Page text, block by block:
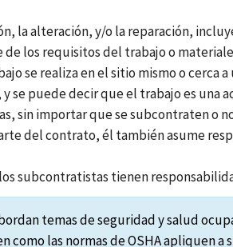
la alteración, y/o la reparación,
los requisitos del trabajo o
se realiza en el sitio mismo o cerca
puede decir que el trabajo es una
sin importar que se subcontraten o
del contrato, él también asume
subcontratistas tienen
temas de seguridad y salud
las normas de OSHA apliquen